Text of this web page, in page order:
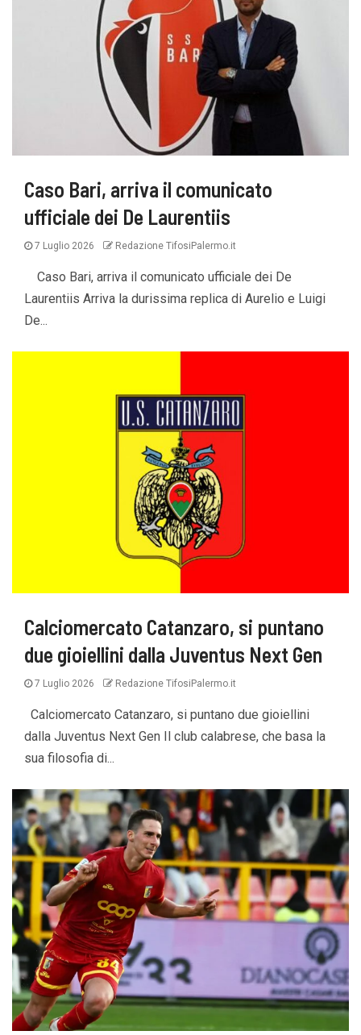
Caso Bari, arriva il comunicato
ufficiale dei De Laurentiis
7 Luglio 2026 Redazione TifosiPalermo.it
Caso Bari, arriva il comunicato ufficiale dei De
Laurentiis Arriva la durissima replica di Aurelio e Luigi
De...
Calciomercato Catanzaro, si puntano
due gioiellini dalla Juventus Next Gen
7 Luglio 2026 Redazione TifosiPalermo.it
Calciomercato Catanzaro, si puntano due gioiellini
dalla Juventus Next Gen Il club calabrese, che basa la
sua filosofia di...